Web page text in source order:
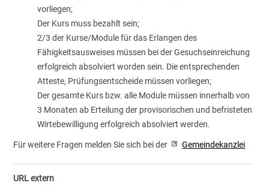
vorliegen;
Der Kurs muss bezahlt sein;
2/3 der Kurse/Module für das Erlangen des
Fähigkeitsausweises müssen bei der Gesuchseinreichung
erfolgreich absolviert worden sein. Die entsprechenden
Atteste, Prüfungsentscheide müssen vorliegen;
Der gesamte Kurs bzw. alle Module müssen innerhalb von
3 Monaten ab Erteilung der provisorischen und befristeten
Wirtebewilligung erfolgreich absolviert werden.
Für weitere Fragen melden Sie sich bei der Gemeindekanzlei
URL extern